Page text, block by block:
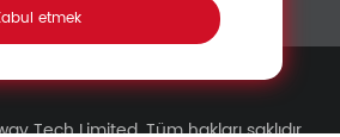
Tech Limited. Tüm hakları saklıdır.
etmek